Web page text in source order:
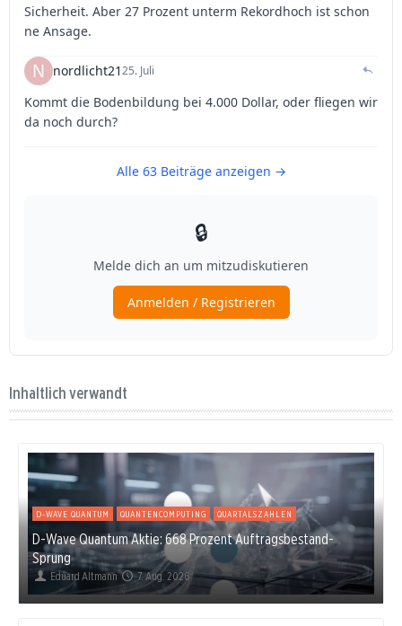
Inhaltlich verwandt
D-WAVE QUANTUM QUANTENCOMPUTING QUARTALSZAHLEN
D-Wave Quantum Aktie: 668 Prozent Auftragsbestand-
Sprung
Eduard Altmann 7. Aug. 2026